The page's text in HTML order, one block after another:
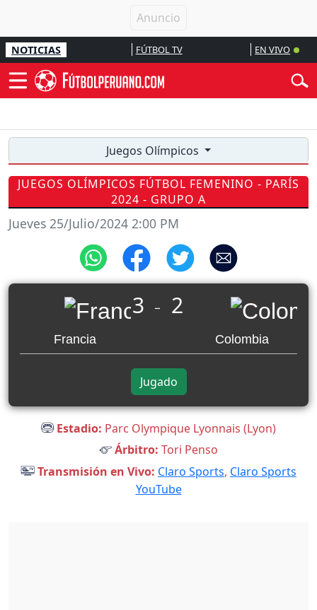
NOTICIAS FÚTBOL TV EN VIVO
Juegos Olímpicos
JUEGOS OLÍMPICOS FÚTBOL FEMENINO - PARÍS
2024 - GRUPO A
Jueves 25/Julio/2024 2:00 PM
Francia
3 _ 2
Colombia
Jugado
Estadio: Parc Olympique Lyonnais (Lyon)
Árbitro: Tori Penso
Transmisión en Vivo: Claro Sports, Claro Sports
YouTube